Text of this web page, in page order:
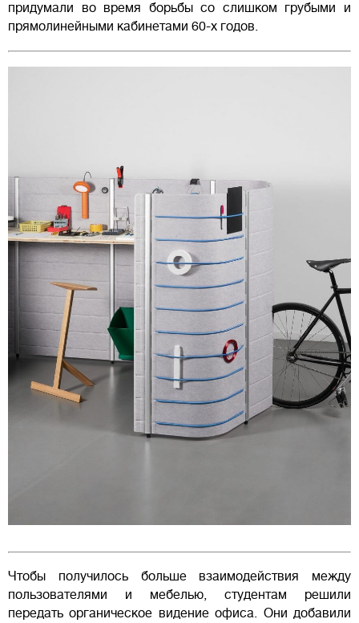
придумали во время борьбы со слишком грубыми и
прямолинейными кабинетами 60-х годов.
Чтобы получилось больше взаимодействия между
пользователями и мебелью, студентам решили
передать органическое видение офиса. Они добавили